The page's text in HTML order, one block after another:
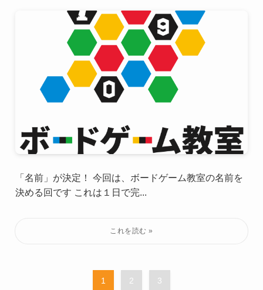
「名前」が決定！ 今回は、ボードゲーム教室の名前を
決める回です これは１日で完...
1 2 3